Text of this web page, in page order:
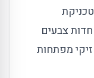
טכניקת
צבעים
מפתחות